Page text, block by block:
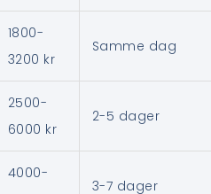
1800-
3200 kr
Samme dag
2500-
6000 kr
2-5 dager
4000-
3-7 dager